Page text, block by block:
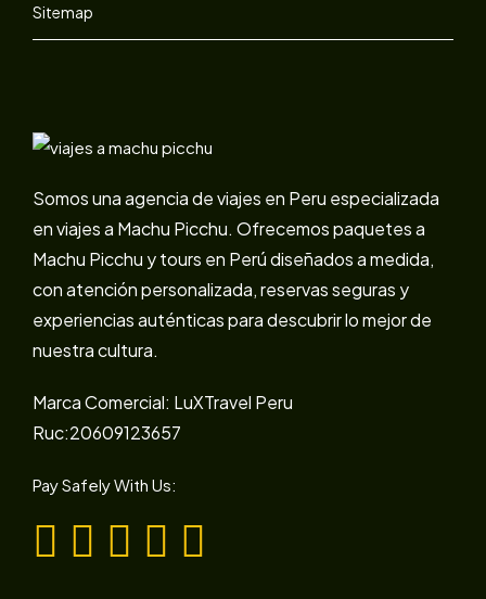
Sitemap
Somos una agencia de viajes en Peru especializada
en viajes a Machu Picchu. Ofrecemos paquetes a
Machu Picchu y tours en Perú diseñados a medida,
con atención personalizada, reservas seguras y
experiencias auténticas para descubrir lo mejor de
nuestra cultura.
Marca Comercial: LuXTravel Peru
Ruc:20609123657
Pay Safely With Us: